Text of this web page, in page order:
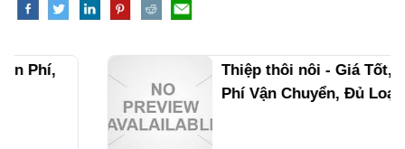
Thiệp thôi nôi - Giá Tốt, Miễn
Phí Vận Chuyển, Đủ Loại